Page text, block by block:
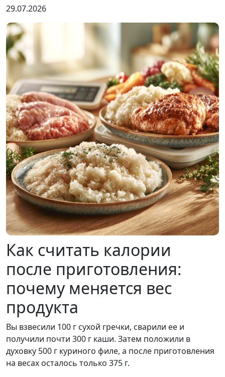
29.07.2026
Как считать калории
после приготовления:
почему меняется вес
продукта
Вы взвесили 100 г сухой гречки, сварили ее и
получили почти 300 г каши. Затем положили в
духовку 500 г куриного филе, а после приготовления
на весах осталось только 375 г.